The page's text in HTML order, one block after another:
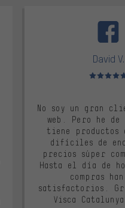
David V.
Valoración
No soy un gran
web. Pero he
tiene productos
difíciles de
precios súper
Hasta el día de
compras
satisfactorios.
Visca